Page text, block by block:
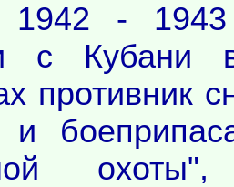
1942 - 1943
с Кубани
противник
и